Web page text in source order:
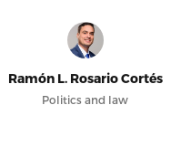
Ramón L. Rosario Cortés
Politics and law